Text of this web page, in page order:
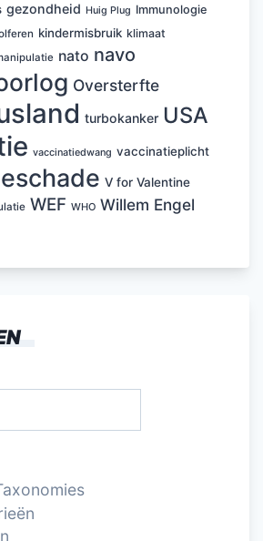
gezondheid Huig Plug Immunologie
kindermisbruik klimaat
nato navo
Oversterfte
turbokanker USA
vaccinatiedwang vaccinatieplicht
V for Valentine
WEF WHO Willem Engel